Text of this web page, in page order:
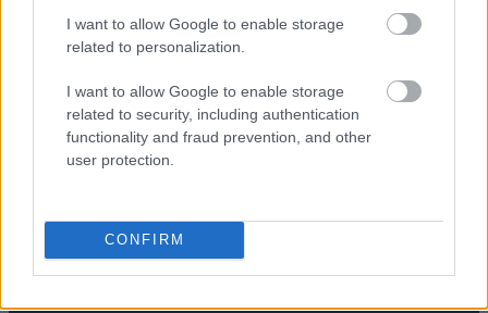
I want to allow Google to enable storage
related to personalization.
I want to allow Google to enable storage
related to security, including authentication
functionality and fraud prevention, and other
user protection.
CONFIRM
moje recenzje zegarków i smartwatchy, ale też innego
sprzętu.
© 2026 Tabletowo.pl. Wszelkie prawa zastrzeżone. K